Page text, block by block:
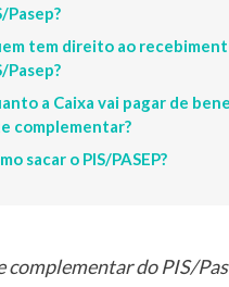
Pasep?
tem direito ao
Pasep?
a Caixa vai pagar de
complementar?
sacar o PIS/PASEP?
complementar do PIS/